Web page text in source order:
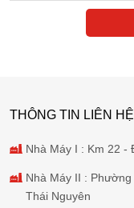
THÔNG TIN LIÊN HỆ
Nhà Máy I : Km 22 -
Nhà Máy II :
Thái Nguyên